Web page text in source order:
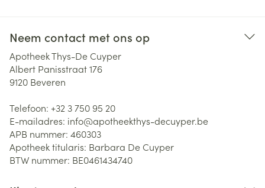
Neem contact met ons op
Apotheek Thys-De Cuyper
Albert Panisstraat 176
9120 Beveren
Telefoon: +32 3 750 95 20
E-mailadres: info@apotheekthys-decuyper.be
APB nummer: 460303
Apotheek titularis: Barbara De Cuyper
BTW nummer: BE0461434740